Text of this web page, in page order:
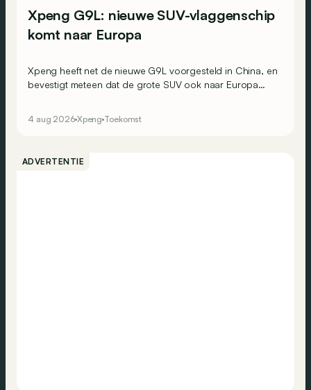
Xpeng G9L: nieuwe SUV-vlaggenschip
komt naar Europa
Xpeng heeft net de nieuwe G9L voorgesteld in China, en
bevestigt meteen dat de grote SUV ook naar Europa
4 aug 2026 Xpeng Toekomst
ADVERTENTIE